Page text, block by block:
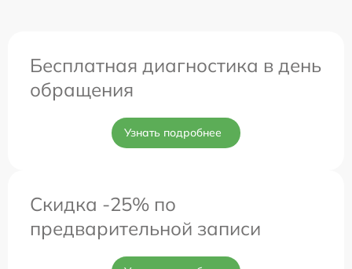
Бесплатная диагностика в день
обращения
Узнать подробнее
Скидка -25% по
предварительной записи